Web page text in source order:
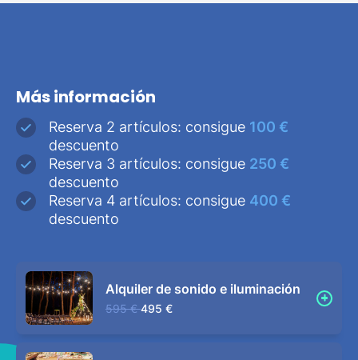
Más información
Reserva 2 artículos: consigue 100 €
descuento
Reserva 3 artículos: consigue 250 €
descuento
Reserva 4 artículos: consigue 400 €
descuento
Alquiler de sonido e iluminación
595 € 495 €